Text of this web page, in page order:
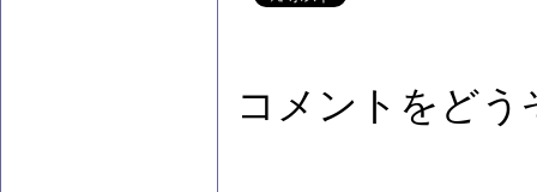
コメントをどう